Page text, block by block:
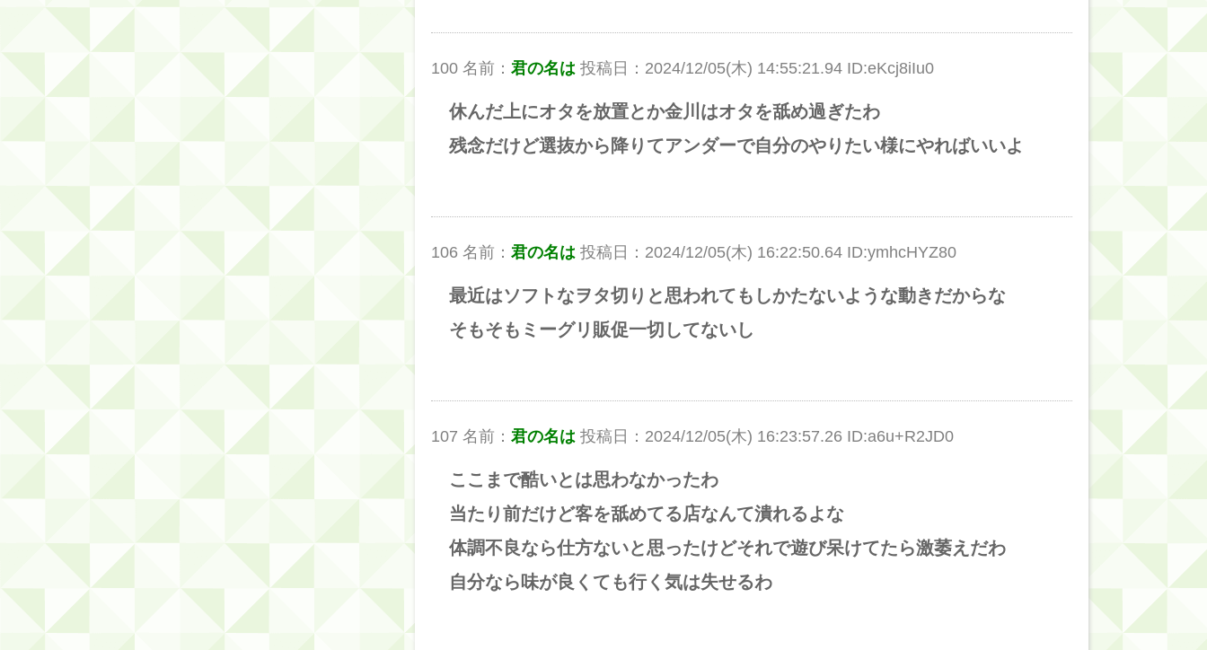
100 名前： 君の名は 投稿日：2024/12/05(木) 14:55:21.94 ID:eKcj8iIu0
休んだ上にオタを放置とか金川はオタを舐め過ぎたわ
残念だけど選抜から降りてアンダーで自分のやりたい様にやればいいよ
106 名前： 君の名は 投稿日：2024/12/05(木) 16:22:50.64 ID:ymhcHYZ80
最近はソフトなヲタ切りと思われてもしかたないような動きだからな
そもそもミーグリ販促一切してないし
107 名前： 君の名は 投稿日：2024/12/05(木) 16:23:57.26 ID:a6u+R2JD0
ここまで酷いとは思わなかったわ
当たり前だけど客を舐めてる店なんて潰れるよな
体調不良なら仕方ないと思ったけどそれで遊び呆けてたら激萎えだわ
自分なら味が良くても行く気は失せるわ